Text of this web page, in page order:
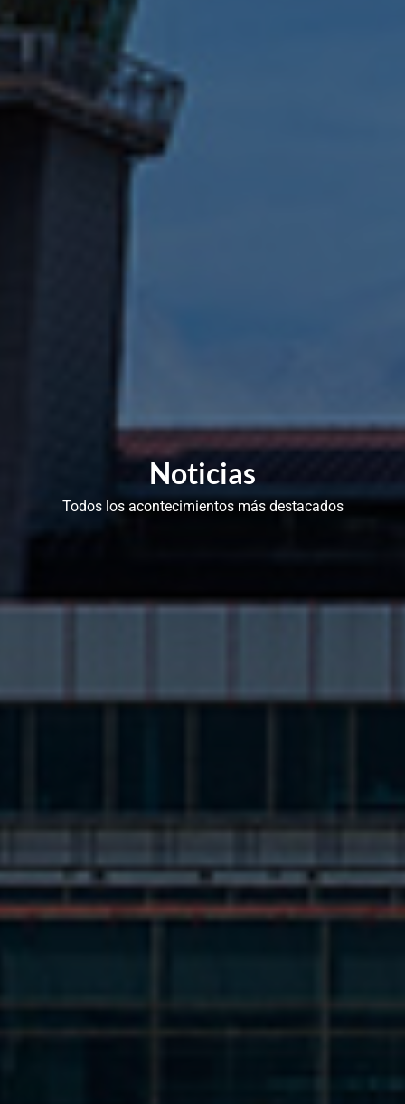
Noticias
Todos los acontecimientos más destacados